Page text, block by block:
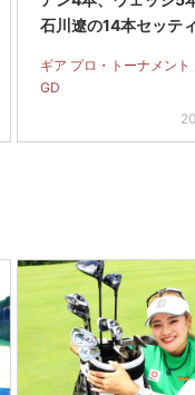
石川遼の14本セッテ
ギア プロ・トーナメント
GD